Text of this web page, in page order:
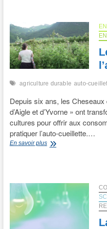
mieux
rémunérer
nos
agriculteurs
?
agriculture durable auto-
Depuis six ans, les
d’Aigle et d’Yvorne » ont
cultures pour offrir aux
pratiquer l’auto-cueillette.…
En savoir plusLes